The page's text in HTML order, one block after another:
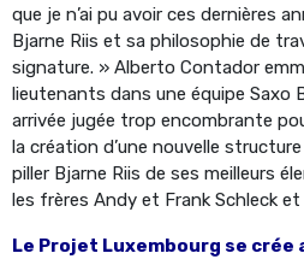
que je n’ai pu avoir ces dernières
Bjarne Riis et sa philosophie de
signature. » Alberto Contador
lieutenants dans une équipe Saxo
arrivée jugée trop encombrante
la création d’une nouvelle
piller Bjarne Riis de ses meilleurs
les frères Andy et Frank Schleck et
Le Projet Luxembourg se